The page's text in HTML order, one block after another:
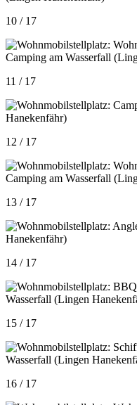
10 / 17
11 / 17
12 / 17
13 / 17
14 / 17
15 / 17
16 / 17